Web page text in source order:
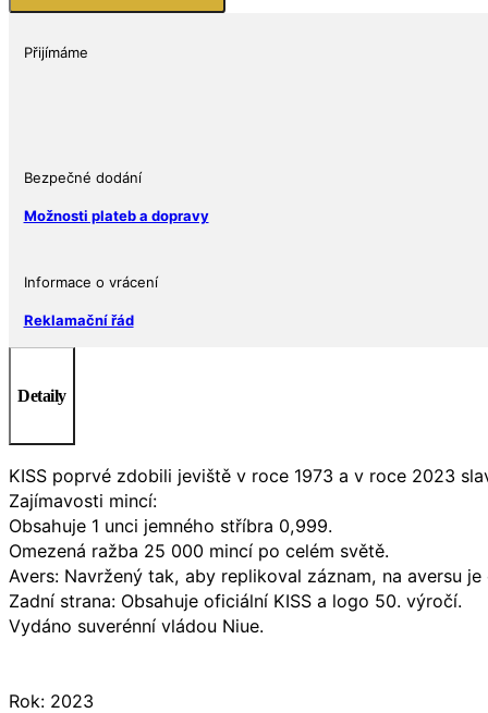
výročí
Niue
Přijímáme
Bezpečné dodání
Možnosti plateb a dopravy
Informace o vrácení
Reklamační řád
Detaily
KISS poprvé zdobili jeviště v roce 1973 a v roce 2023
Zajímavosti mincí:
Obsahuje 1 unci jemného stříbra 0,999.
Omezená ražba 25 000 mincí po celém světě.
Avers: Navržený tak, aby replikoval záznam, na aversu je
Zadní strana: Obsahuje oficiální KISS a logo 50. výročí.
Vydáno suverénní vládou Niue.
Rok: 2023